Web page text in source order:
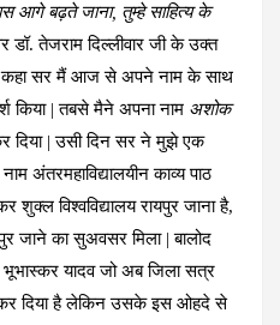
आगे बढ़ते जाना, तुम्हे साहित्य के
डॉ. तेजराम दिल्लीवार जी के उक्त
कहा सर मैं आज से अपने नाम के साथ
किया | तबसे मैने अपना नाम अशोक
दिया | उसी दिन सर ने मुझे एक
अंतरमहाविद्यालयीन काव्य पाठ
शुक्ल विश्वविद्यालय रायपुर जाना है,
जाने का सुअवसर मिला | बालोद
भूभास्कर यादव जो अब जिला सत्र
दिया है लेकिन उसके इस ओहदे से